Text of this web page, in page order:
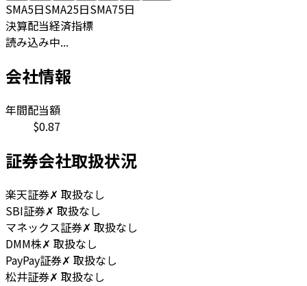
SMA5日SMA25日SMA75日
決算配当経済指標
読み込み中...
会社情報
年間配当額
$0.87
証券会社取扱状況
楽天証券✗ 取扱なし
SBI証券✗ 取扱なし
マネックス証券✗ 取扱なし
DMM株✗ 取扱なし
PayPay証券✗ 取扱なし
松井証券✗ 取扱なし